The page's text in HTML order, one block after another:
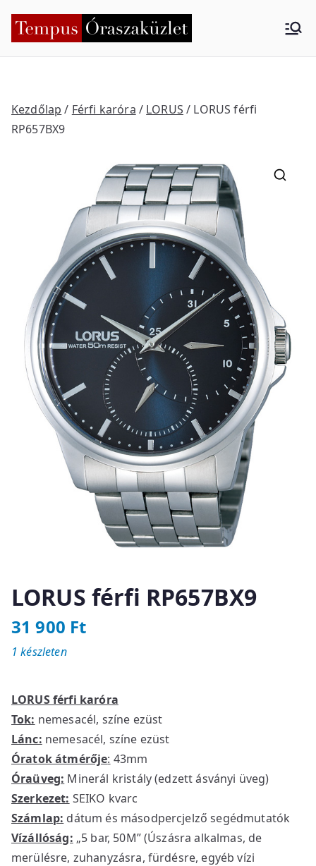
Tempus
küzlet
Kezdőlap / Férfi karóra / LORUS / LORUS férfi
RP657BX9
LORUS férfi RP657BX9
31 900 Ft
LORUS férfi karóra
Tok: nemesacél, színe ezüst
Lánc: nemesacél, színe ezüst
Óratok átmérője: 43mm
Óraüveg: Minerál kristály (edzett ásványi üveg)
Szerkezet: SEIKO kvarc
Számlap: dátum és másodpercjelző segédmutatók
Vízállóság: „5 bar, 50M” (Úszásra alkalmas, de
merülésre, zuhanyzásra, fürdésre, egyéb vízi
1 készleten